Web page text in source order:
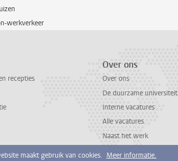
werkverkeer
recepties
Over ons
Over ons
De duurzame universiteit
Interne vacatures
Alle vacatures
Naast het werk
maakt gebruik van cookies. Meer informatie.